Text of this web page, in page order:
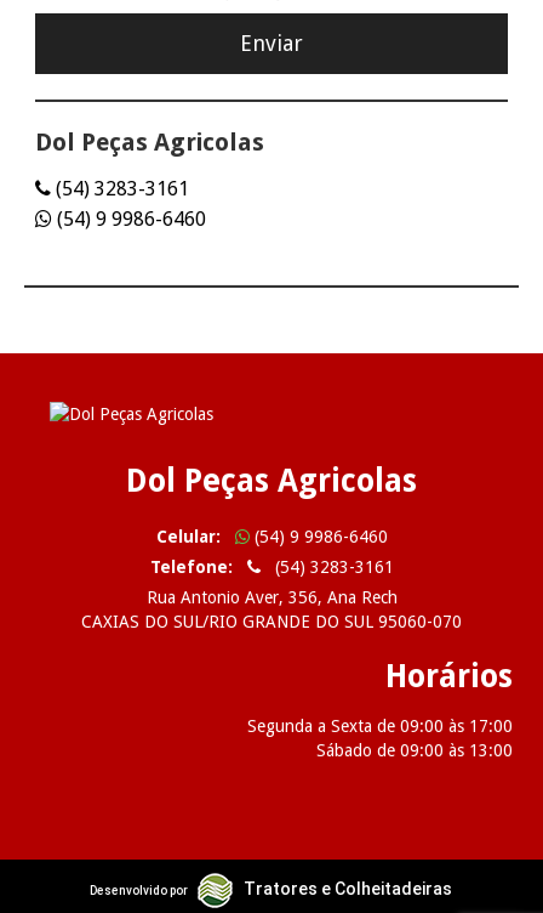
Dol Peças Agricolas
(54) 3283-3161
(54) 9 9986-6460
Dol Peças Agricolas
Celular:
(54) 9 9986-6460
Telefone:
(54) 3283-3161
Rua Antonio Aver, 356, Ana Rech
CAXIAS DO SUL/RIO GRANDE DO SUL 95060-070
Horários
Segunda a Sexta de 09:00 às 17:00
Sábado de 09:00 às 13:00
2026 Dol Peças Agricolas
Desenvolvido por Tratores e Colheitadeiras